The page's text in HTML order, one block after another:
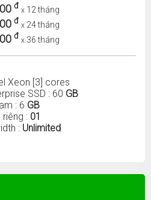
đ x12 tháng
đ x24 tháng
đ x36 tháng
Xeon [3] cores
SSD : 60 GB
: 6 GB
riêng : 01
: Unlimited